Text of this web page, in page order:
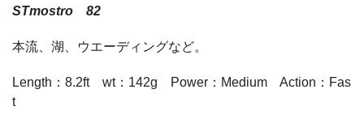
STmostro 82
本流、湖、ウエーディングなど。
Length：8.2ft wt：142g Power：Medium Action：Fas
t